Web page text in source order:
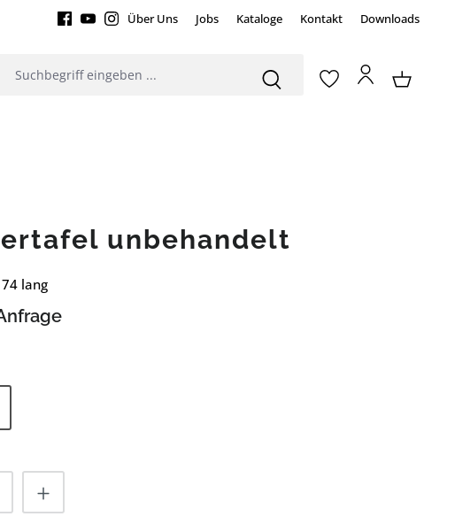
Über Uns Jobs Kataloge Kontakt Downloads
unbehandelt
lang
Anzahl: Gib den gewünschten Wert ein